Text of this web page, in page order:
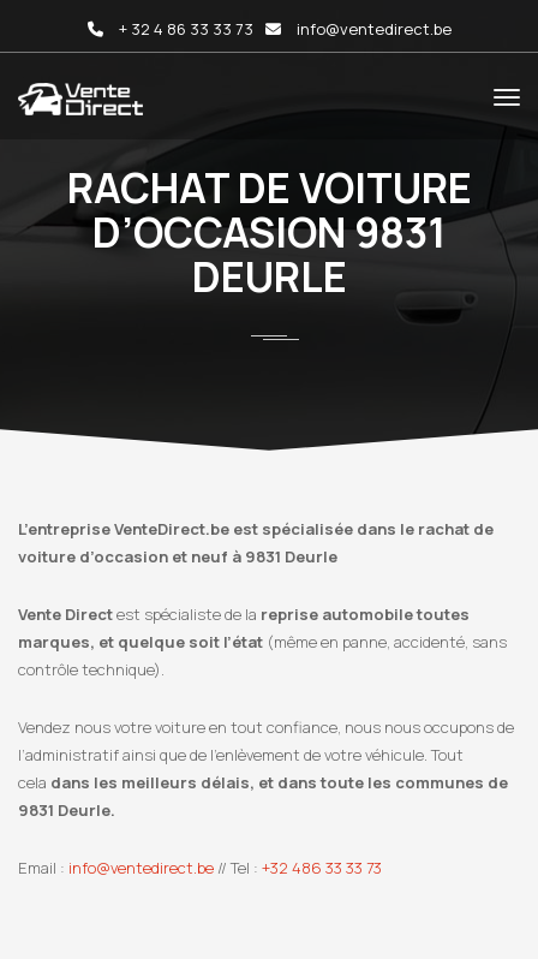
+ 32 4 86 33 33 73 info@ventedirect.be
RACHAT DE VOITURE
D’OCCASION 9831
DEURLE
L’entreprise VenteDirect.be est spécialisée dans le rachat de
voiture d’occasion et neuf à 9831 Deurle
Vente Directest spécialiste de la reprise automobile toutes
marques, et quelque soit l’état (même en panne, accidenté, sans
contrôle technique).
Vendez nous votre voiture en tout confiance, nous nous occupons de
l’administratif ainsi que de l’enlèvement de votre véhicule. Tout
cela dans les meilleurs délais, et dans toute les communes de
9831 Deurle.
Email : info@ventedirect.be // Tel : +32 486 33 33 73